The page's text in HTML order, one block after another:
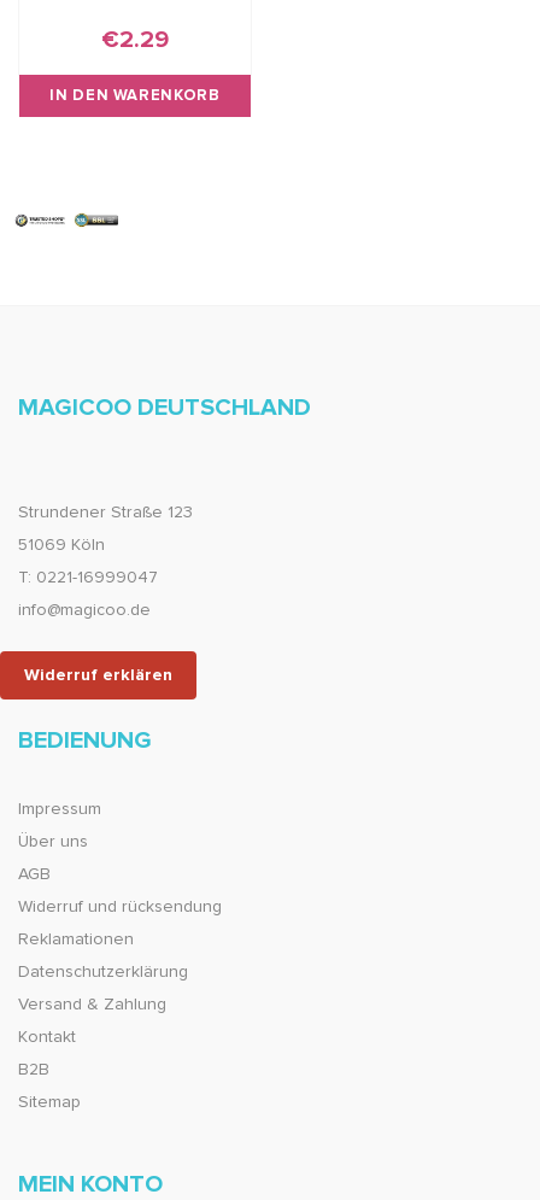
€2.29
IN DEN WARENKORB
MAGICOO DEUTSCHLAND
Strundener Straße 123
51069 Köln
T: 0221-16999047
info@magicoo.de
Widerruf erklären
BEDIENUNG
Impressum
Über uns
AGB
Widerruf und rücksendung
Reklamationen
Datenschutzerklärung
Versand & Zahlung
Kontakt
B2B
Sitemap
MEIN KONTO